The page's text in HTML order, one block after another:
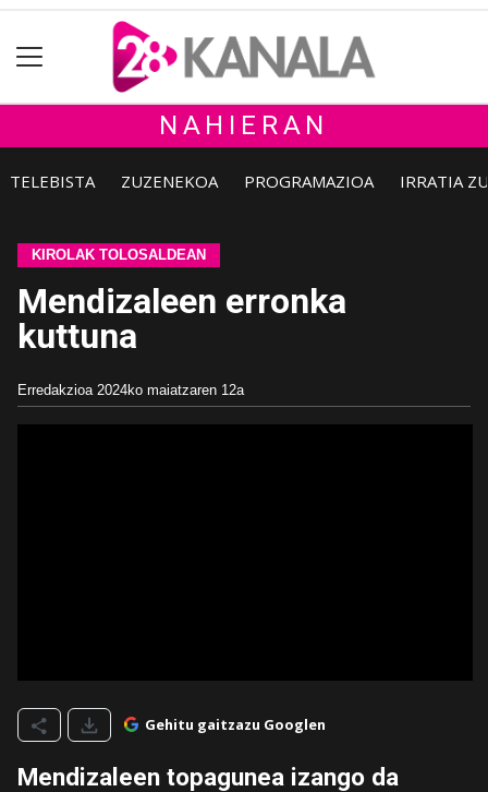
NAHIERAN
TELEBISTA ZUZENEKOA PROGRAMAZIOA IRRATIA
KIROLAK TOLOSALDEAN
Mendizaleen erronka
kuttuna
Erredakzioa 2024ko maiatzaren 12a
Gehitu gaitzazu Googlen
Mendizaleen topagunea izango da